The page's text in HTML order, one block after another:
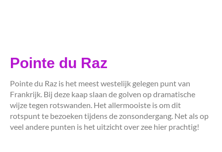
Pointe du Raz
Pointe du Raz is het meest westelijk gelegen punt van
Frankrijk. Bij deze kaap slaan de golven op dramatische
wijze tegen rotswanden. Het allermooiste is om dit
rotspunt te bezoeken tijdens de zonsondergang. Net als op
veel andere punten is het uitzicht over zee hier prachtig!